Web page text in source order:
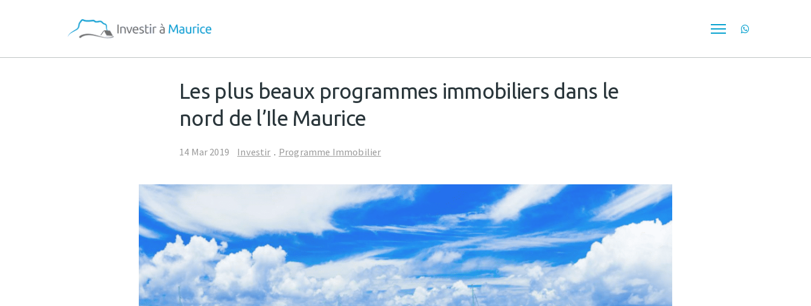
Les plus beaux programmes immobiliers dans le
nord de l’Ile Maurice
14 Mar 2019 Investir . Programme Immobilier